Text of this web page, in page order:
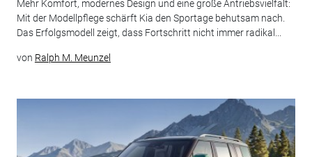
Mehr Komfort, modernes Design und eine große Antriebsvielfalt:
Mit der Modellpflege schärft Kia den Sportage behutsam nach.
Das Erfolgsmodell zeigt, dass Fortschritt nicht immer radikal...
von Ralph M. Meunzel